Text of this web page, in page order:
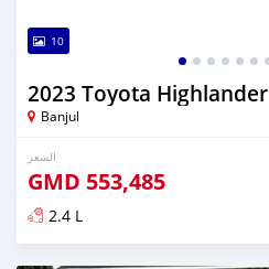
10
2023 Toyota Highlander
Banjul
السعر
GMD 553,485
2.4 L
تم النشر منذ 6 أشهر مضت